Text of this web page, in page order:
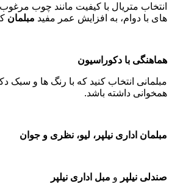
انتخاب متریال با کیفیت مانند چوب
های با دوام، به افزایش عمر مفید مبلمان
هماهنگی با دکوراسیون
مبلمانی انتخاب کنید که با رنگ ها و
همخوانی داشته باشد.
مبلمان اداری نیلپر، لیو، نظری و جوان
صندلی نیلپر و مبل اداری نیلپر